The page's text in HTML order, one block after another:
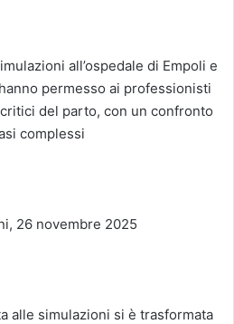
all’ospedale di Empoli e
permesso ai professionisti
del parto, con un confronto
complessi
26 novembre 2025
alle simulazioni si è trasformata